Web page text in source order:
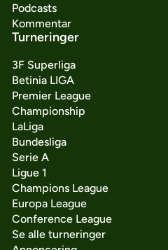
Podcasts
Kommentar
Turneringer
3F Superliga
Betinia LIGA
Premier League
Championship
LaLiga
Bundesliga
Serie A
Ligue 1
Champions League
Europa League
Conference League
Se alle turneringer